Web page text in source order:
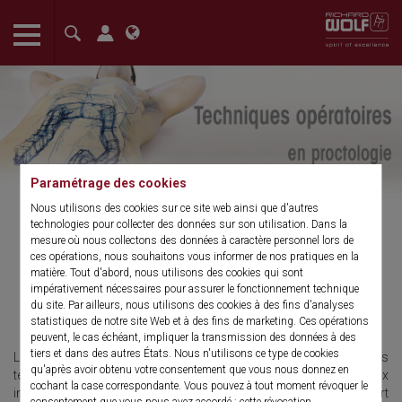
Paramétrage des cookies
Nous utilisons des cookies sur ce site web ainsi que d'autres
technologies pour collecter des données sur son utilisation. Dans la
mesure où nous collectons des données à caractère personnel lors de
ces opérations, nous souhaitons vous informer de nos pratiques en la
matière. Tout d'abord, nous utilisons des cookies qui sont
impérativement nécessaires pour assurer le fonctionnement technique
du site. Par ailleurs, nous utilisons des cookies à des fins d'analyses
statistiques de notre site Web et à des fins de marketing. Ces opérations
peuvent, le cas échéant, impliquer la transmission des données à des
tiers et dans des autres États. Nous n'utilisons ce type de cookies
qu'après avoir obtenu votre consentement que vous nous donnez en
cochant la case correspondante. Vous pouvez à tout moment révoquer le
The language setting of your browser is set to English. Do you
Confirm
Techniques opératoires en
proctologie
La proctoscopie/rectoscopie fait partie des plus anciennes
techniques endoscopiques et se destine notamment aux
interventions endoscopiques en raison de sa proximité par rapport